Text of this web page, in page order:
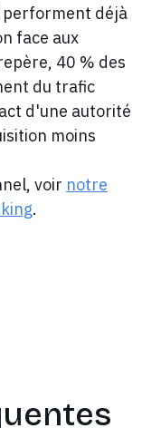
performent déjà
face aux
40 % des
du trafic
d'une autorité
moins
voir notre
.